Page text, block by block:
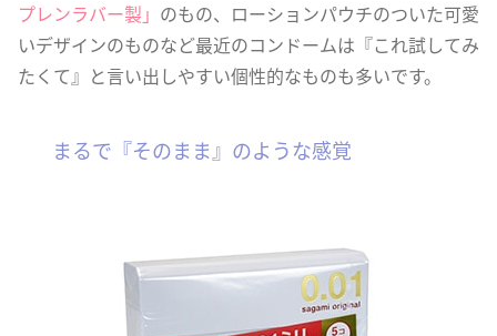
プレンラバー製」 のもの、ローションパウチのついた可愛
いデザインのものなど最近のコンドームは『これ試してみ
たくて』と言い出しやすい個性的なものも多いです。
まるで『そのまま』のような感覚